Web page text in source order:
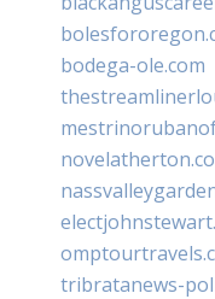
bodega-ole.com
tribratanews-